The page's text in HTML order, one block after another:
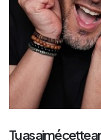
Tu as aimé cette